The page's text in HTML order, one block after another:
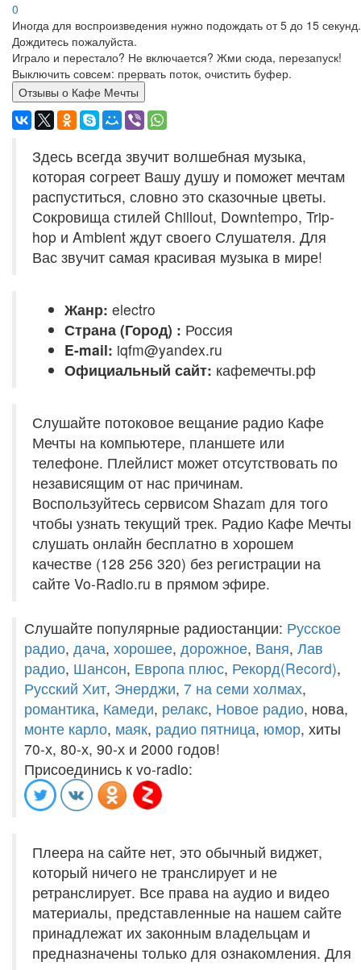
0
Иногда для воспроизведения нужно подождать от 5 до 15 секунд.
Дождитесь пожалуйста.
Играло и перестало? Не включается? Жми сюда, перезапуск!
Выключить совсем: прервать поток, очистить буфер.
Отзывы о Кафе Мечты
Здесь всегда звучит волшебная музыка,
которая согреет Вашу душу и поможет мечтам
распуститься, словно это сказочные цветы.
Сокровища стилей Chillout, Downtempo, Trip-
hop и Ambient ждут своего Слушателя. Для
Вас звучит самая красивая музыка в мире!
Жанр: electro
Страна (Город) : Россия
E-mail: iqfm@yandex.ru
Официальный сайт: кафемечты.рф
Слушайте потоковое вещание радио Кафе
Мечты на компьютере, планшете или
телефоне. Плейлист может отсутствовать по
независящим от нас причинам.
Воспользуйтесь сервисом Shazam для того
чтобы узнать текущий трек. Радио Кафе Мечты
слушать онлайн бесплатно в хорошем
качестве (128 256 320) без регистрации на
сайте Vo-Radio.ru в прямом эфире.
Слушайте популярные радиостанции: Русское
радио, дача, хорошее, дорожное, Ваня, Лав
радио, Шансон, Европа плюс, Рекорд(Record),
Русский Хит, Энерджи, 7 на семи холмах,
романтика, Камеди, релакс, Новое радио, нова,
монте карло, маяк, радио пятница, юмор, хиты
70-х, 80-х, 90-х и 2000 годов!
Присоединись к vo-radio:
Плеера на сайте нет, это обычный виджет,
который ничего не транслирует и не
ретранслирует. Все права на аудио и видео
материалы, представленные на нашем сайте
принадлежат их законным владельцам и
предназначены только для ознакомления. Для